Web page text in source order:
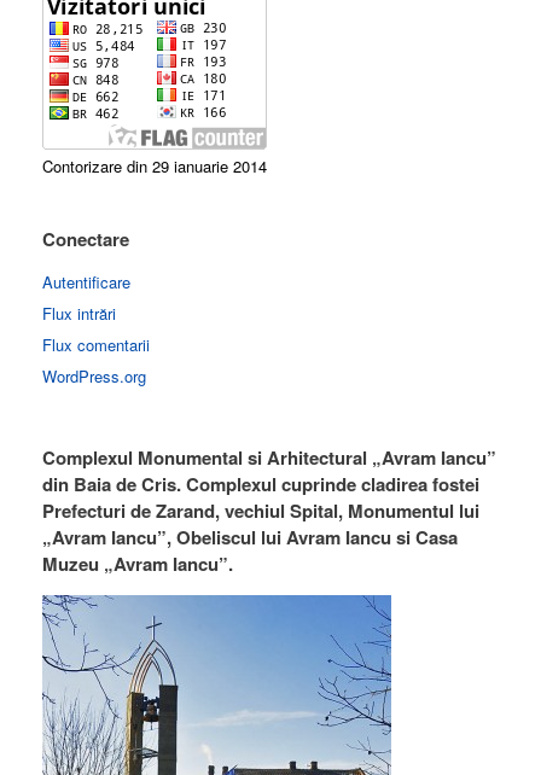
Contorizare din 29 ianuarie 2014
Conectare
Autentificare
Flux intrări
Flux comentarii
WordPress.org
Complexul Monumental si Arhitectural „Avram Iancu”
din Baia de Cris. Complexul cuprinde cladirea fostei
Prefecturi de Zarand, vechiul Spital, Monumentul lui
„Avram Iancu”, Obeliscul lui Avram Iancu si Casa
Muzeu „Avram Iancu”.